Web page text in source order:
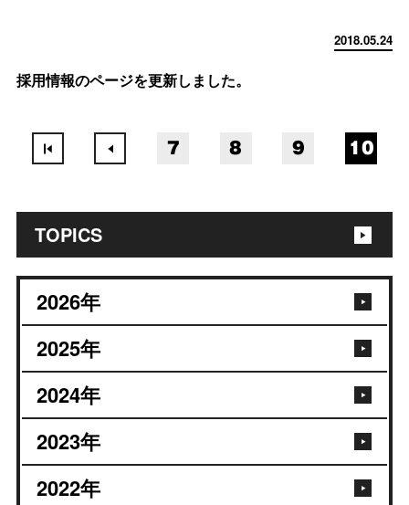
TOPICS
2026年
2025年
2024年
2023年
2022年
2018.05.24
採用情報のページを更新しました。
7 8 9 10